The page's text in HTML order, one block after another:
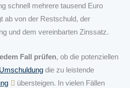
schnell mehrere tausend Euro
ab von der Restschuld, der
und dem vereinbarten Zinssatz.
Fall prüfen, ob die potenziellen
Umschuldung die zu leistende
übersteigen. In vielen Fällen